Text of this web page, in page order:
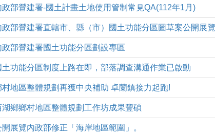
部營建署-國土計畫土地使用管制常見QA(112年1月)
部營建署直轄市、縣（市）國土功能分區圖草案公開展
部營建署國土功能分區劃設專區
功能分區制度上路在即，部落調查溝通作業已啟動
地區整體規劃再獲中央補助 卓蘭鎮接力起跑!
鄉鄉村地區整體規劃工作坊成果豐碩
展覽內政部修正「海岸地區範圍」。